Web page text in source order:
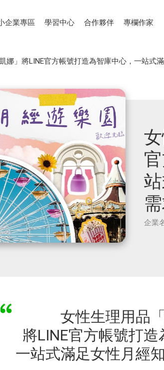
企業專區 學習中心 合作夥伴 專欄作家
娜」將LINE官方帳號打造為智庫中心，一站式
企業
女性生理用品「
將LINE官方帳號打造
一站式滿足女性月經